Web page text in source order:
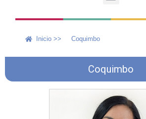
Inicio >> Coquimbo
Coquimbo